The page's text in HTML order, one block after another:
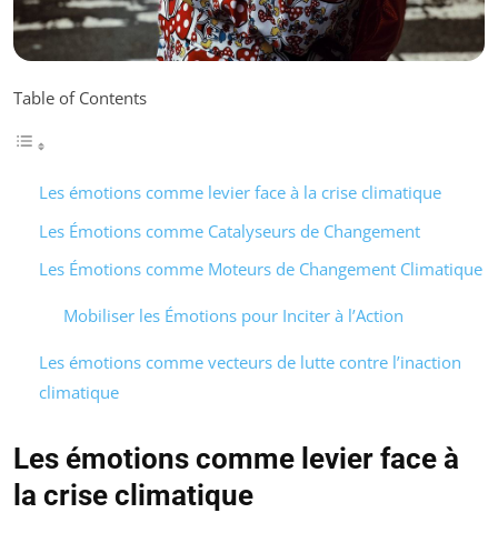
Table of Contents
Les émotions comme levier face à la crise climatique
Les Émotions comme Catalyseurs de Changement
Les Émotions comme Moteurs de Changement Climatique
Mobiliser les Émotions pour Inciter à l’Action
Les émotions comme vecteurs de lutte contre l’inaction
climatique
Les émotions comme levier face à
la crise climatique